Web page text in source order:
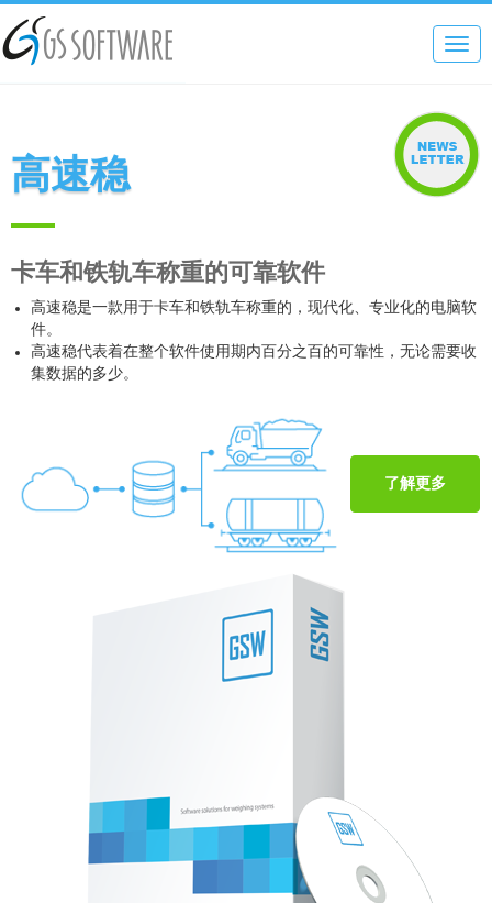
高速稳
卡车和铁轨车称重的可靠软件
高速稳是一款用于卡车和铁轨车称重的，现代化、专业化的电脑软
件。
高速稳代表着在整个软件使用期内百分之百的可靠性，无论需要收
集数据的多少。
了解更多